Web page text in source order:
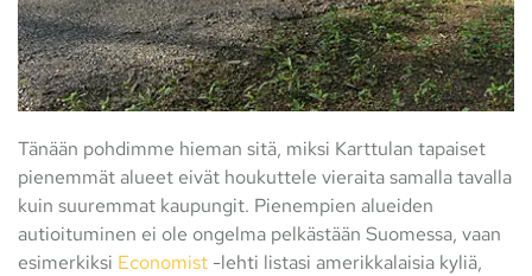
Tänään pohdimme hieman sitä, miksi Karttulan tapaiset
pienemmät alueet eivät houkuttele vieraita samalla tavalla
kuin suuremmat kaupungit. Pienempien alueiden
autioituminen ei ole ongelma pelkästään Suomessa, vaan
esimerkiksi Economist -lehti listasi amerikkalaisia kyliä,